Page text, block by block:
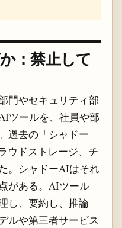
：禁止して
門やセキュリティ部
ツールを、社員や部
過去の「シャドー
ウドストレージ、チ
。シャドーAIはそれ
がある。AIツール
し、要約し、推論
ルや第三者サービス